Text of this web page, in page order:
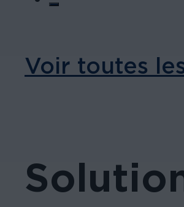
Voir toutes